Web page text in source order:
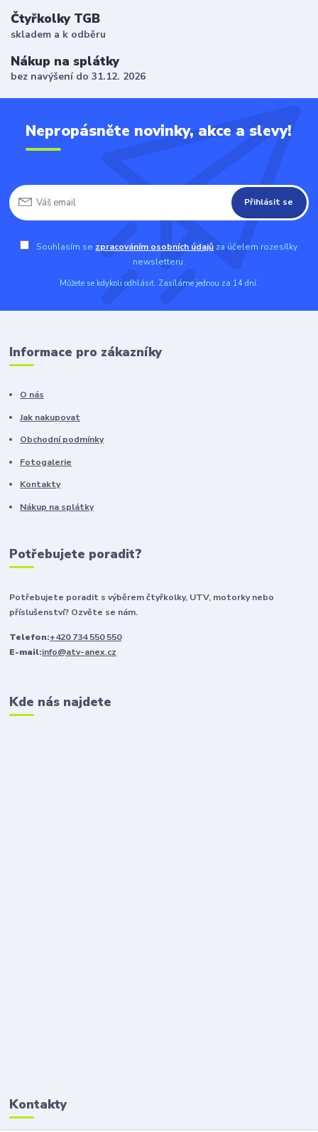
Čtyřkolky TGB
skladem a k odběru
Nákup na splátky
bez navýšení do 31.12. 2026
Nepropásněte novinky, akce a slevy!
Přihlásit se
Souhlasím se zpracováním osobních údajů za účelem rozesílky
newsletteru.
Můžete se kdykoli odhlásit. Zasíláme jednou za 14 dní.
Informace pro zákazníky
O nás
Jak nakupovat
Obchodní podmínky
Fotogalerie
Kontakty
Nákup na splátky
Potřebujete poradit?
Potřebujete poradit s výběrem čtyřkolky, UTV, motorky nebo
příslušenství? Ozvěte se nám.
Telefon:+420 734 550 550
E-mail:info@atv-anex.cz
Kde nás najdete
Kontakty